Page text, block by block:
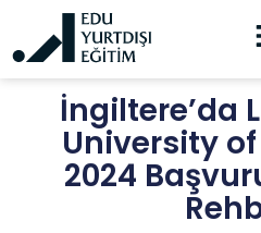
İngiltere’da
University
2024